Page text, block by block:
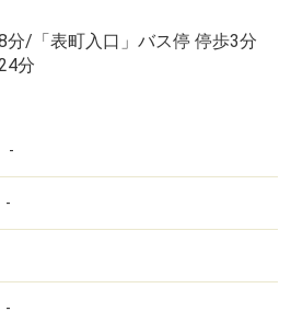
分/「表町入口」バス停 停歩3分
分
-
-
-